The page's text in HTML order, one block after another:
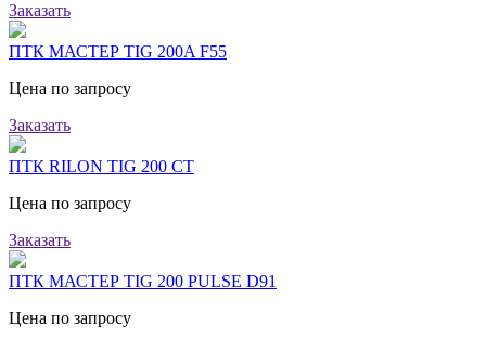
Заказать
ПТК МАСТЕР TIG 200A F55
Цена по запросу
Заказать
ПТК RILON TIG 200 CT
Цена по запросу
Заказать
ПТК МАСТЕР TIG 200 PULSE D91
Цена по запросу